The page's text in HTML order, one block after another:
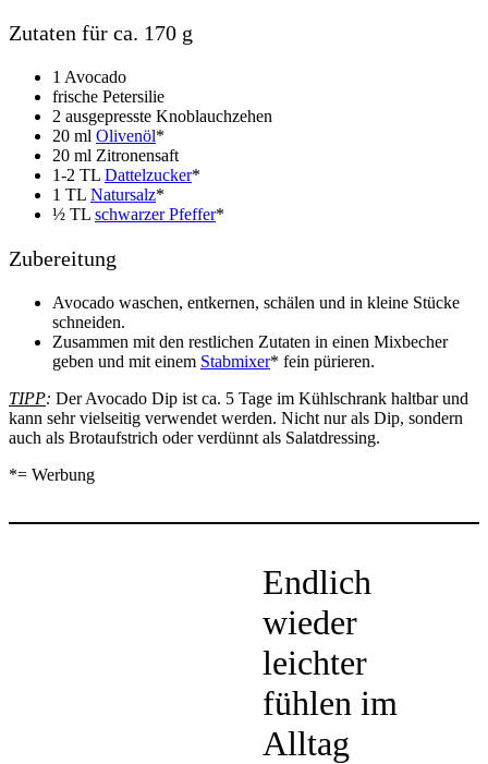
Zutaten für ca. 170 g
1 Avocado
frische Petersilie
2 ausgepresste Knoblauchzehen
20 ml Olivenöl*
20 ml Zitronensaft
1-2 TL Dattelzucker*
1 TL Natursalz*
½ TL schwarzer Pfeffer*
Zubereitung
Avocado waschen, entkernen, schälen und in kleine Stücke
schneiden.
Zusammen mit den restlichen Zutaten in einen Mixbecher
geben und mit einem Stabmixer* fein pürieren.
TIPP: Der Avocado Dip ist ca. 5 Tage im Kühlschrank haltbar und
kann sehr vielseitig verwendet werden. Nicht nur als Dip, sondern
auch als Brotaufstrich oder verdünnt als Salatdressing.
*= Werbung
Endlich
wieder
leichter
fühlen im
Alltag